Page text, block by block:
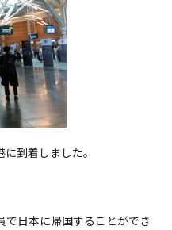
到着しました。
日本に帰国することができ